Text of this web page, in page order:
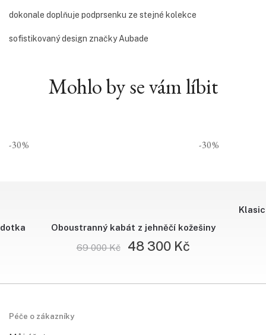
dokonale doplňuje podprsenku ze stejné kolekce
sofistikovaný design značky Aubade
Mohlo by se vám líbit
-30% -30%
Oboustranný kabát z jehněčí kožešiny
69 000Kč 48 300 Kč
Péče o zákazníky